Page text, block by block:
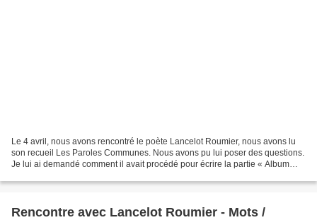
Le 4 avril, nous avons rencontré le poète Lancelot Roumier, nous avons lu
son recueil Les Paroles Communes. Nous avons pu lui poser des questions.
Je lui ai demandé comment il avait procédé pour écrire la partie « Album
Rencontre avec Lancelot Roumier - Mots /